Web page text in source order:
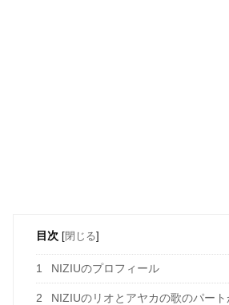
目次 [閉じる]
1 NIZIUのプロフィール
2
NIZIUのリオとアヤカの歌のパー